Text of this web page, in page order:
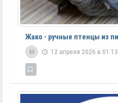
Жако - ручные птенцы из
M 12 апреля 2026 в